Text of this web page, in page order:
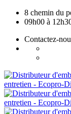
Skip
8 chemin du
09h00 à
Contactez-